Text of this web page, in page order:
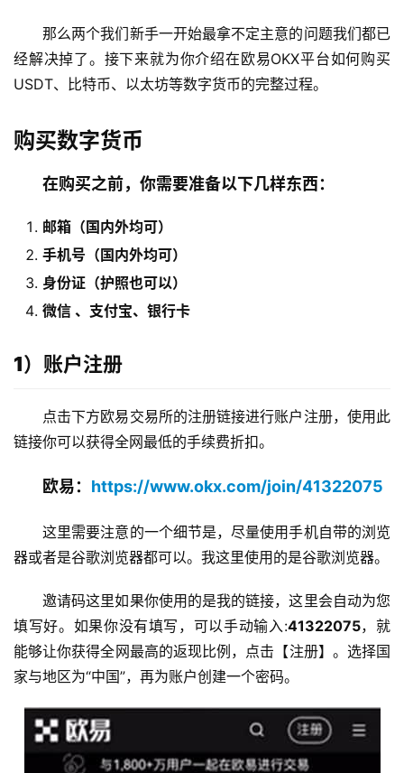
那么两个我们新手一开始最拿不定主意的问题我们都已
经解决掉了。接下来就为你介绍在欧易OKX平台如何购买
USDT、比特币、以太坊等数字货币的完整过程。
购买数字货币
在购买之前，你需要准备以下几样东西：
邮箱（国内外均可）
手机号（国内外均可）
身份证（护照也可以）
微信 、支付宝、银行卡
1）账户注册
点击下方欧易交易所的注册链接进行账户注册，使用此
链接你可以获得全网最低的手续费折扣。
欧易： https://www.okx.com/join/41322075
这里需要注意的一个细节是，尽量使用手机自带的浏览
器或者是谷歌浏览器都可以。我这里使用的是谷歌浏览器。
邀请码这里如果你使用的是我的链接，这里会自动为您
填写好。如果你没有填写，可以手动输入:41322075，就
能够让你获得全网最高的返现比例，点击【注册】。选择国
家与地区为“中国”，再为账户创建一个密码。